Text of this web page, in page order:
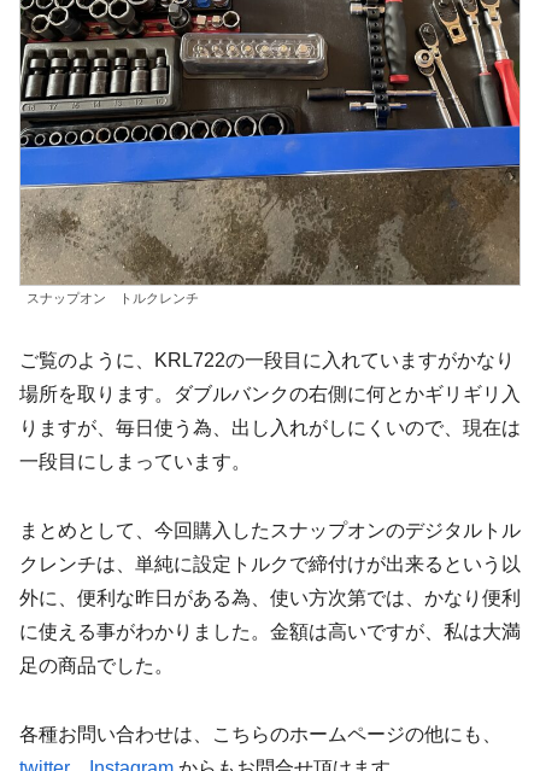
スナップオン トルクレンチ
ご覧のように、KRL722の一段目に入れていますがかなり
場所を取ります。ダブルバンクの右側に何とかギリギリ入
りますが、毎日使う為、出し入れがしにくいので、現在は
一段目にしまっています。
まとめとして、今回購入したスナップオンのデジタルトル
クレンチは、単純に設定トルクで締付けが出来るという以
外に、便利な昨日がある為、使い方次第では、かなり便利
に使える事がわかりました。金額は高いですが、私は大満
足の商品でした。
各種お問い合わせは、こちらのホームページの他にも、